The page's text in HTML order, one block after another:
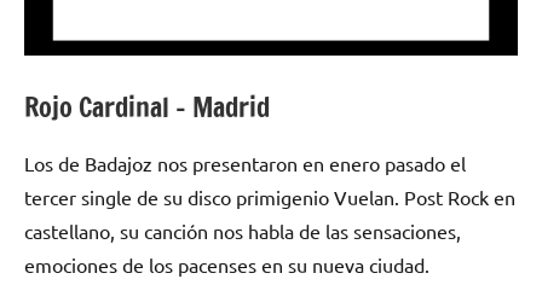
Rojo Cardinal – Madrid
Los de Badajoz nos presentaron en enero pasado el
tercer single de su disco primigenio Vuelan. Post Rock en
castellano, su canción nos habla de las sensaciones,
emociones de los pacenses en su nueva ciudad.